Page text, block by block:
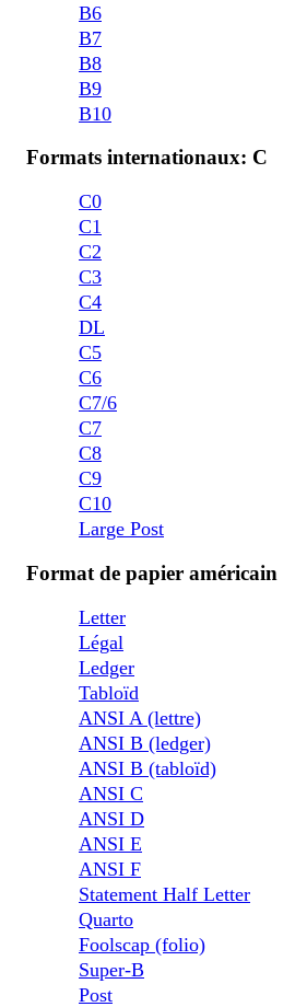
B6
B7
B8
B9
B10
Formats internationaux: C
C0
C1
C2
C3
C4
DL
C5
C6
C7/6
C7
C8
C9
C10
Large Post
Format de papier américain
Letter
Légal
Ledger
Tabloïd
ANSI A (lettre)
ANSI B (ledger)
ANSI B (tabloïd)
ANSI C
ANSI D
ANSI E
ANSI F
Statement Half Letter
Quarto
Foolscap (folio)
Super-B
Post